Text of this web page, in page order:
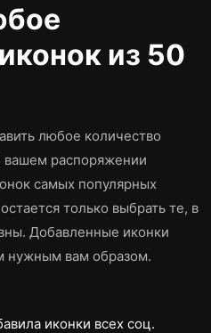
из 50
любое количество
вашем распоряжении
самых популярных
только выбрать те, в
Добавленные иконки
нужным вам образом.
иконки всех соц.